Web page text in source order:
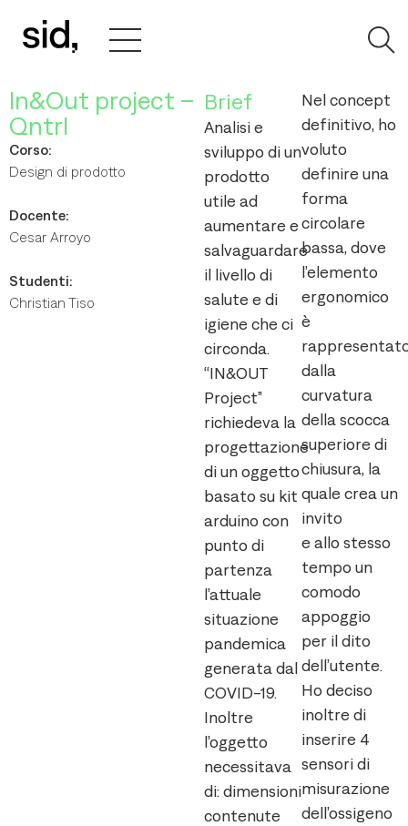
In&Out project –
Qntrl
Corso:
Design di prodotto
Docente:
Cesar Arroyo
Studenti:
Christian Tiso
Brief
Analisi e
sviluppo di un
prodotto
utile ad
aumentare e
salvaguardare
il livello di
salute e di
igiene che ci
circonda.
“IN&OUT
Project”
richiedeva la
progettazione
di un oggetto
basato su kit
arduino con
punto di
partenza
l’attuale
situazione
pandemica
generata dal
COVID-19.
Inoltre
l’oggetto
necessitava
di: dimensioni
contenute
Nel concept
definitivo, ho
voluto
definire una
forma
circolare
bassa, dove
l’elemento
ergonomico
è
dalla
curvatura
della scocca
superiore di
chiusura, la
quale crea un
invito
e allo stesso
tempo un
comodo
appoggio
per il dito
dell’utente.
Ho deciso
inoltre di
inserire 4
sensori di
misurazione
dell’ossigeno